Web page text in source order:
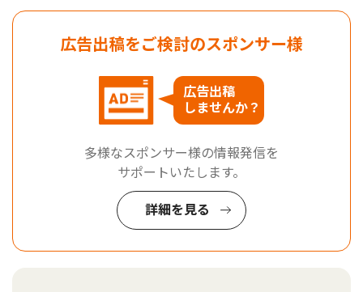
広告出稿をご検討のスポンサー様
広告出稿
しませんか？
多様なスポンサー様の情報発信を
サポートいたします。
詳細を見る